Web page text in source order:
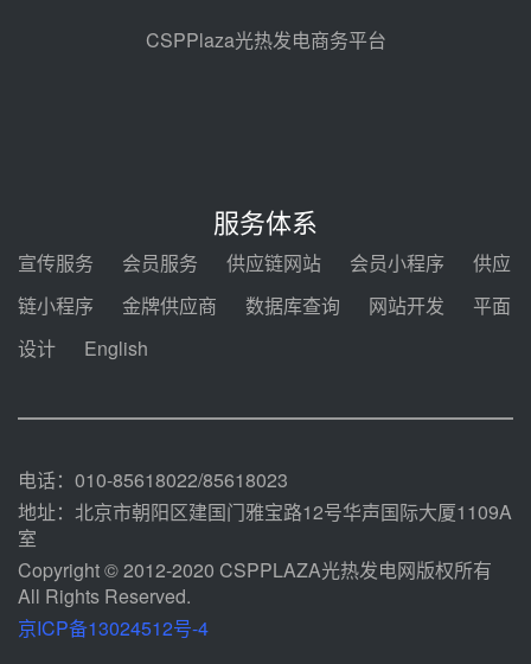
包项目熔盐介质超声波流量计采购
08-05 17:09
电机组灵活性改造项目三元液态盐
采购合同
迪尔化工预中标华能西安热工院
2026-2029年熔盐介质框架协议
100MW光热项目机组调试及性能
CSPPlaza光热发电商务平台
服务体系
宣传服务 会员服务 供应链网站 会员小程序
供应
链小程序
金牌供应商 数据库查询 网站开发
平面
设计
English
电话：010-85618022/85618023
地址：北京市朝阳区建国门雅宝路12号华声国际大厦1109A
室
Copyright © 2012-2020 CSPPLAZA光热发电网版权所有
All Rights Reserved.
京ICP备13024512号-4